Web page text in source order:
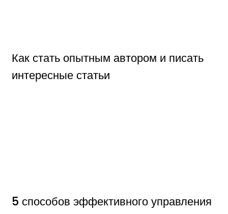
Как стать опытным автором и писать
интересные статьи
5 способов эффективного управления